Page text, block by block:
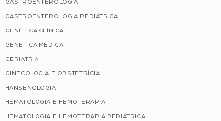
GASTROENTEROLOGIA
GASTROENTEROLOGIA PEDIÁTRICA
GENÉTICA CLÍNICA
GENÉTICA MÉDICA
GERIATRIA
GINECOLOGIA E OBSTETRÍCIA
HANSENOLOGIA
HEMATOLOGIA E HEMOTERAPIA
HEMATOLOGIA E HEMOTERAPIA PEDIÁTRICA